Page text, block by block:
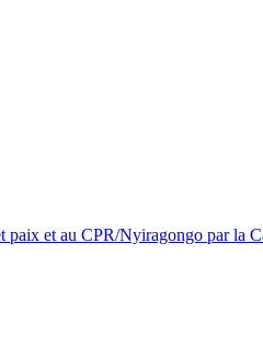
paix et au CPR/Nyiragongo par la